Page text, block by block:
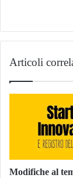
Articoli
Modifiche al